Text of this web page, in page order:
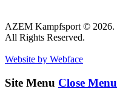
AZEM Kampfsport © 2026.
All Rights Reserved.
Website by Webface
Site Menu Close Menu